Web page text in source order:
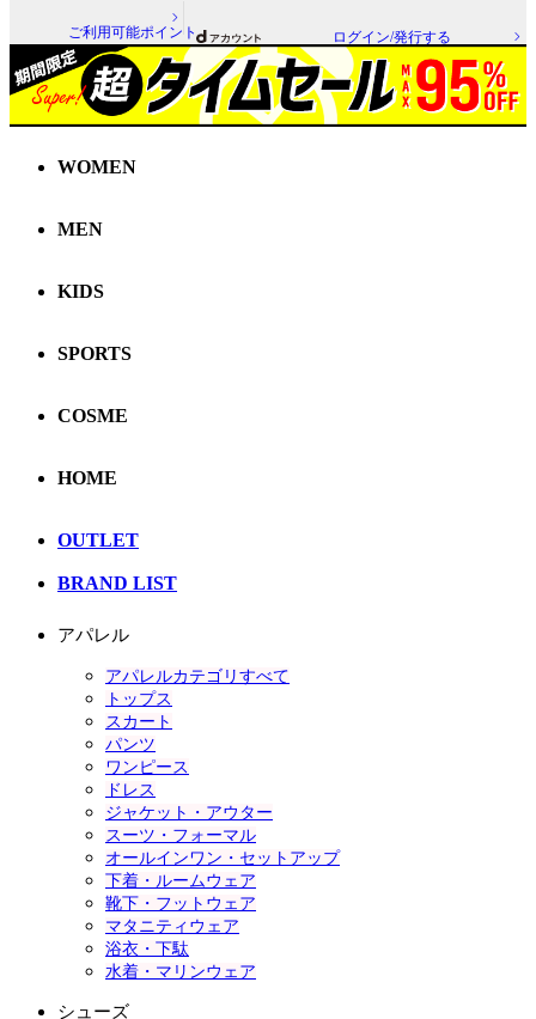
ご利用可能ポイント ログイン/発行する
WOMEN
MEN
KIDS
SPORTS
COSME
HOME
OUTLET
BRAND LIST
アパレル
アパレルカテゴリすべて
トップス
スカート
パンツ
ワンピース
ドレス
ジャケット・アウター
スーツ・フォーマル
オールインワン・セットアップ
下着・ルームウェア
靴下・フットウェア
マタニティウェア
浴衣・下駄
水着・マリンウェア
シューズ